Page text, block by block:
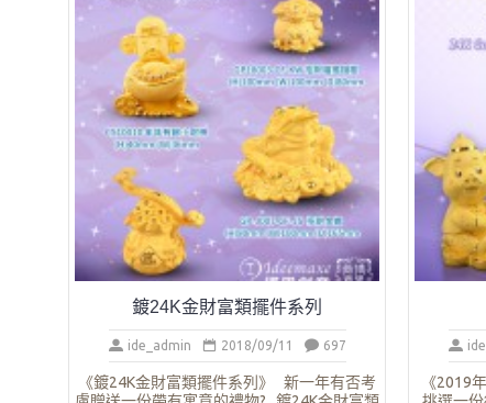
鍍24K金財富類擺件系列
ide_admin 2018/09/11 697
《鍍24K金財富類擺件系列》 新一年有否考
《2019